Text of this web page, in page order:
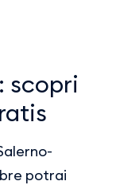
scopri
potrai